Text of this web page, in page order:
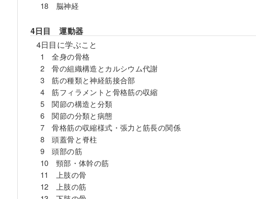
18 脳神経
4日目 運動器
4日目に学ぶこと
1 全身の骨格
2 骨の組織構造とカルシウム代謝
3 筋の種類と神経筋接合部
4 筋フィラメントと骨格筋の収縮
5 関節の構造と分類
6 関節の分類と病態
7 骨格筋の収縮様式・張力と筋長の関係
8 頭蓋骨と脊柱
9 頭部の筋
10 頸部・体幹の筋
11 上肢の骨
12 上肢の筋